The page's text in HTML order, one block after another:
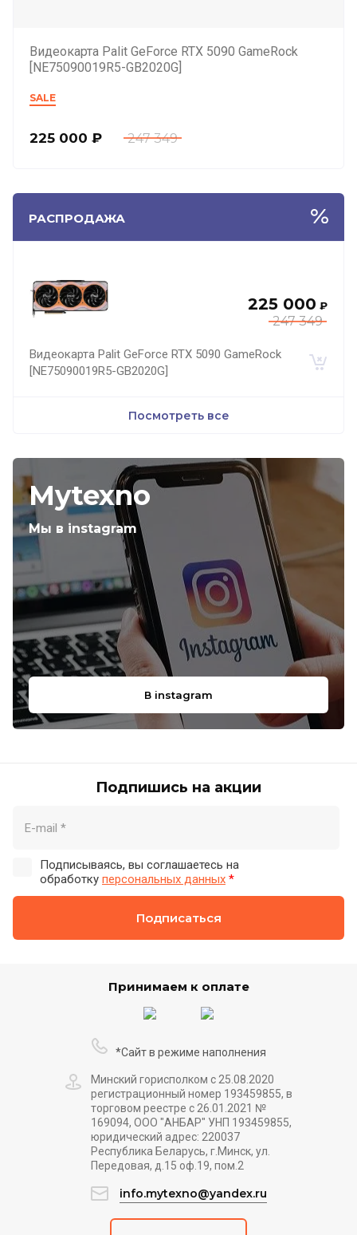
Видеокарта Palit GeForce RTX 5090 GameRock
[NE75090019R5-GB2020G]
SALE
247 349
225 000 ₽
РАСПРОДАЖА
247 349
225 000 ₽
Видеокарта Palit GeForce RTX 5090 GameRock
[NE75090019R5-GB2020G]
Посмотреть все
Mytexno
Мы в instagram
В instagram
Подпишись на акции
Подписываясь, вы соглашаетесь на
обработку персональных данных *
Подписаться
Принимаем к оплате
*Сайт в режиме наполнения
Минский горисполком с 25.08.2020
регистрационный номер 193459855, в
торговом реестре с 26.01.2021 №
169094, ООО "АНБАР" УНП 193459855,
юридический адрес: 220037
Республика Беларусь, г.Минск, ул.
Передовая, д.15 оф.19, пом.2
info.mytexno@yandex.ru